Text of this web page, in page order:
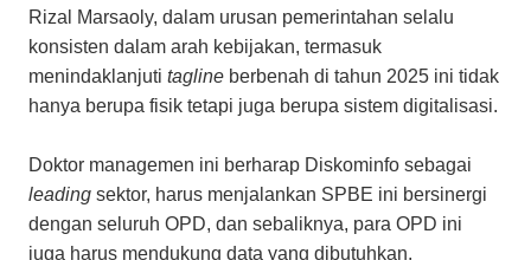
Rizal Marsaoly, dalam urusan pemerintahan selalu
konsisten dalam arah kebijakan, termasuk
menindaklanjuti tagline berbenah di tahun 2025 ini tidak
hanya berupa fisik tetapi juga berupa sistem digitalisasi.
Doktor managemen ini berharap Diskominfo sebagai
leading sektor, harus menjalankan SPBE ini bersinergi
dengan seluruh OPD, dan sebaliknya, para OPD ini
juga harus mendukung data yang dibutuhkan.